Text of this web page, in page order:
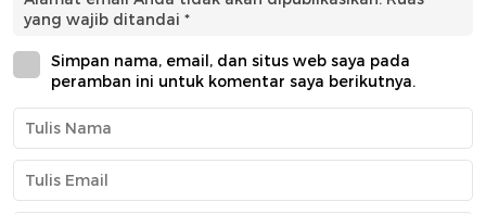
yang wajib ditandai *
Simpan nama, email, dan situs web saya pada
peramban ini untuk komentar saya berikutnya.